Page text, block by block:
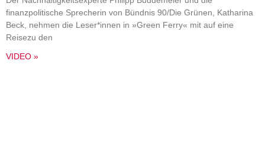
finanzpolitische Sprecherin von Bündnis 90/Die Grünen, Katharina
Beck, nehmen die Leser*innen in »Green Ferry« mit auf eine
Reisezu den
VIDEO »